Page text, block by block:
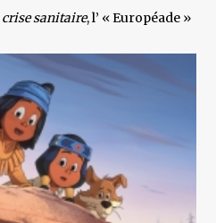
crise sanitaire, l’ « Européade »